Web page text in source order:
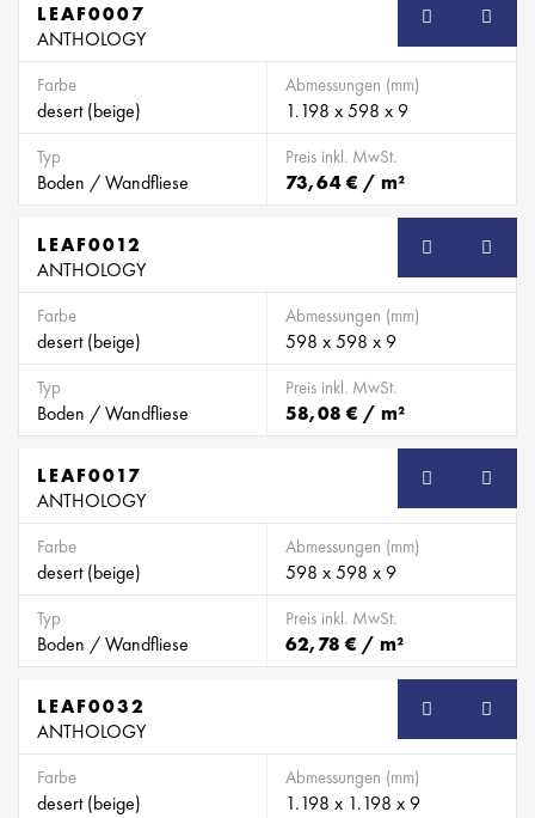
SB
LEAF0007
ANTHOLOGY
Farbe
desert (beige)
Abmessungen (mm)
1.198 x 598 x 9
Typ
Boden / Wandfliese
Preis inkl. MwSt.
73,64 € / m²
SB
LEAF0012
ANTHOLOGY
Farbe
desert (beige)
Abmessungen (mm)
598 x 598 x 9
Typ
Boden / Wandfliese
Preis inkl. MwSt.
58,08 € / m²
SB
LEAF0017
ANTHOLOGY
Farbe
desert (beige)
Abmessungen (mm)
598 x 598 x 9
Typ
Boden / Wandfliese
Preis inkl. MwSt.
62,78 € / m²
SB
LEAF0032
ANTHOLOGY
Farbe
desert (beige)
Abmessungen (mm)
1.198 x 1.198 x 9